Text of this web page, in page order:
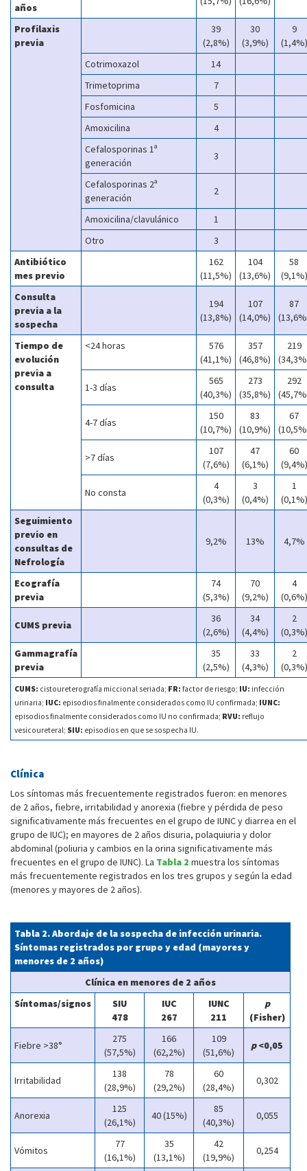
años
Profilaxis
previa
39
(2,8%)
30
(3,9%)
9
(1,4%)
Cotrimoxazol
14
Trimetoprima
7
Fosfomicina
5
Amoxicilina
4
Cefalosporinas 1ª
generación
3
Cefalosporinas 2ª
generación
2
Amoxicilina/clavulánico
1
Otro
3
Antibiótico
mes previo
162
(11,5%)
104
(13,6%)
58
(9,1%)
Consulta
previa a la
sospecha
194
(13,8%)
107
(14,0%)
87
Tiempo de
evolución
previa a
consulta
<24 horas
576
(41,1%)
357
(46,8%)
219
1-3 días
565
(40,3%)
273
(35,8%)
292
4-7 días
150
(10,7%)
83
(10,9%)
67
>7 días
107
(7,6%)
47
(6,1%)
60
(9,4%)
No consta
4
(0,3%)
3
(0,4%)
1
(0,1%)
Seguimiento
previo en
consultas de
Nefrología
9,2% 13% 4,7%
Ecografía
previa
74
(5,3%)
70
(9,2%)
4
(0,6%)
CUMS previa
36
(2,6%)
34
(4,4%)
2
(0,3%)
Gammagrafía
previa
35
(2,5%)
33
(4,3%)
2
(0,3%)
CUMS: cistoureterografía miccional seriada; FR: factor de riesgo; IU: infección
urinaria; IUC: episodios finalmente considerados como IU confirmada; IUNC:
episodios finalmente considerados como IU no confirmada; RVU: reflujo
vesicoureteral; SIU: episodios en que se sospecha IU.
Clínica
Los síntomas más frecuentemente registrados fueron: en menores
de 2 años, fiebre, irritabilidad y anorexia (fiebre y pérdida de peso
significativamente más frecuentes en el grupo de IUNC y diarrea en el
grupo de IUC); en mayores de 2 años disuria, polaquiuria y dolor
abdominal (poliuria y cambios en la orina significativamente más
frecuentes en el grupo de IUNC). La Tabla 2 muestra los síntomas
más frecuentemente registrados en los tres grupos y según la edad
(menores y mayores de 2 años).
Tabla 2. Abordaje de la sospecha de infección urinaria.
Síntomas registrados por grupo y edad (mayores y
menores de 2 años)
Clínica en menores de 2 años
Síntomas/signos
SIU
478
IUC
267
IUNC
211
p
(Fisher)
Fiebre >38°
275
(57,5%)
166
(62,2%)
109
(51,6%)
p<0,05
Irritabilidad
138
(28,9%)
78
(29,2%)
60
(28,4%)
0,302
Anorexia
125
(26,1%)
40 (15%)
85
(40,3%)
0,055
Vómitos
77
(16,1%)
35
(13,1%)
42
(19,9%)
0,254